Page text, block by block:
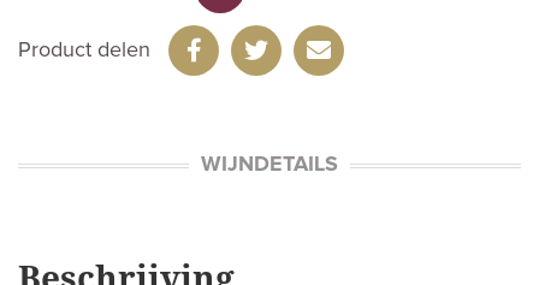
Product delen
WIJNDETAILS